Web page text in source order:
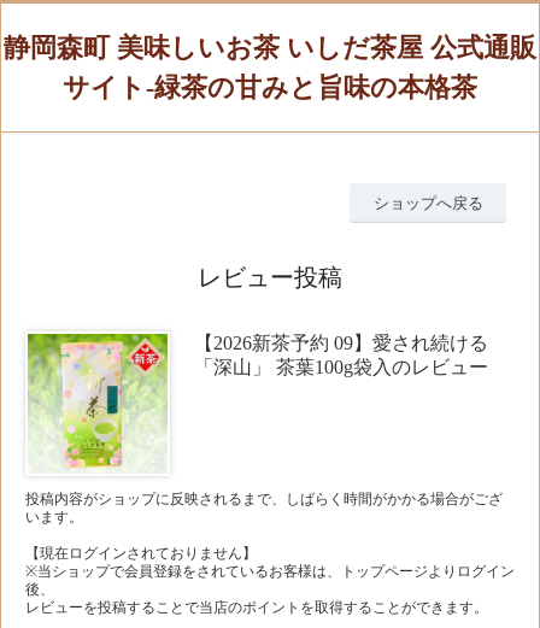
静岡森町 美味しいお茶 いしだ茶屋 公式通販
サイト-緑茶の甘みと旨味の本格茶
ショップへ戻る
レビュー投稿
【2026新茶予約 09】愛され続ける
「深山」 茶葉100g袋入のレビュー
投稿内容がショップに反映されるまで、しばらく時間がかかる場合がござ
います。
【現在ログインされておりません】
※当ショップで会員登録をされているお客様は、トップページよりログイン
後、
レビューを投稿することで当店のポイントを取得することができます。